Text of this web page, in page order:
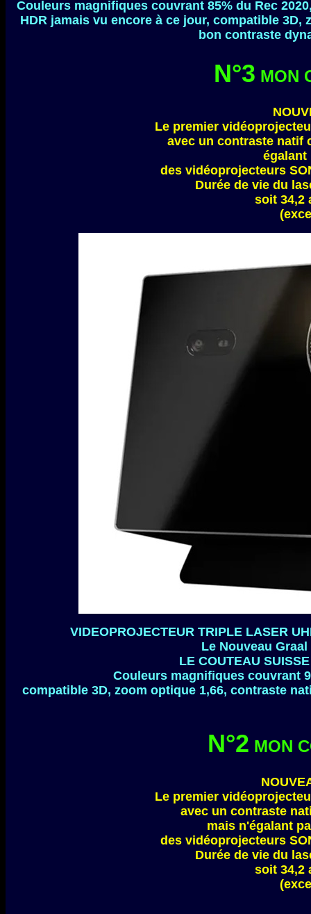
Couleurs magnifiques couvrant 85% du Rec
HDR jamais vu encore à ce jour, compatible
bon contraste
N°3 MON
Le premier
avec un contraste natif
égalant
des vidéoprojecteurs
Durée de vie du
soit 34,2
VIDEOPROJECTEUR TRIPLE LASER
Le Nouveau
LE COUTEAU
Couleurs magnifiques couvrant
compatible 3D, zoom optique 1,66, contraste
N°2 MON
Le premier
avec un contraste
mais n'égalant
des vidéoprojecteurs
Durée de vie du
soit 34,2